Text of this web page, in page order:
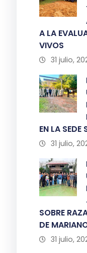
A LA
VIVOS
31 julio,
EN LA SEDE
31 julio,
SOBRE
DE
31 julio,